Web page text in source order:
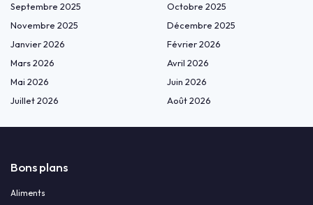
Septembre 2025
Octobre 2025
Novembre 2025
Décembre 2025
Janvier 2026
Février 2026
Mars 2026
Avril 2026
Mai 2026
Juin 2026
Juillet 2026
Août 2026
Bons plans
Aliments